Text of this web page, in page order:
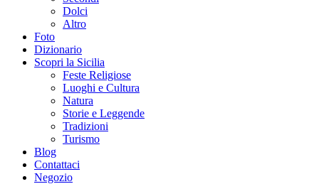
Dolci
Altro
Foto
Dizionario
Scopri la Sicilia
Feste Religiose
Luoghi e Cultura
Natura
Storie e Leggende
Tradizioni
Turismo
Blog
Contattaci
Negozio